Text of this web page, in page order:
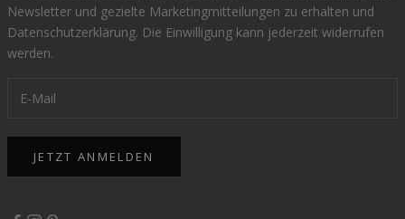
Newsletter und gezielte Marketingmitteilungen zu erhalten und
Datenschutzerklärung. Die Einwilligung kann jederzeit widerrufen
werden.
JETZT ANMELDEN